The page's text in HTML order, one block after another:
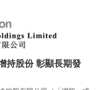
持股份 彰顯長期發